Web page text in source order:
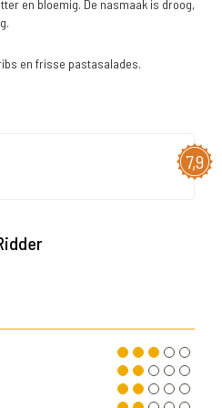
en bloemig. De nasmaak is droog,
en frisse pastasalades.
7,9